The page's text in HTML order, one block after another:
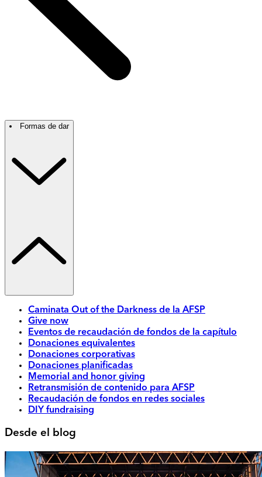
Formas de dar
Caminata Out of the Darkness de la AFSP
Give now
Eventos de recaudación de fondos de la capítulo
Donaciones equivalentes
Donaciones corporativas
Donaciones planificadas
Memorial and honor giving
Retransmisión de contenido para AFSP
Recaudación de fondos en redes sociales
DIY fundraising
Desde el blog